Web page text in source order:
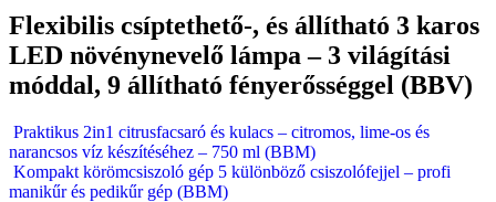
Flexibilis csíptethető-, és állítható 3 karos
LED növénynevelő lámpa – 3 világítási
móddal, 9 állítható fényerősséggel (BBV)
Praktikus 2in1 citrusfacsaró és kulacs – citromos, lime-os és
narancsos víz készítéséhez – 750 ml (BBM)
Kompakt körömcsiszoló gép 5 különböző csiszolófejjel – profi
manikűr és pedikűr gép (BBM)